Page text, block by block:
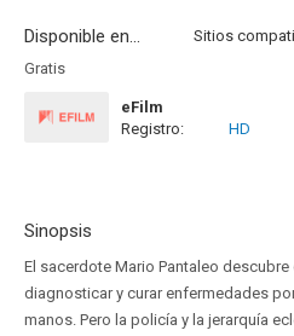
Disponible en...
Gratis
eFilm
Registro:
HD
Sinopsis
El sacerdote Mario Pantaleo
diagnosticar y curar enfermedades
manos. Pero la policía y la jerarquía